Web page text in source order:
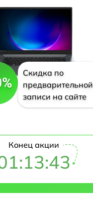
Скидка по
предварительной
записи на сайте
Конец акции